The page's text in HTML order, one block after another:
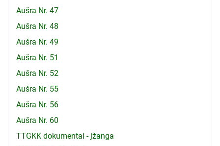
Aušra Nr. 47
Aušra Nr. 48
Aušra Nr. 49
Aušra Nr. 51
Aušra Nr. 52
Aušra Nr. 55
Aušra Nr. 56
Aušra Nr. 60
TTGKK dokumentai - įžanga